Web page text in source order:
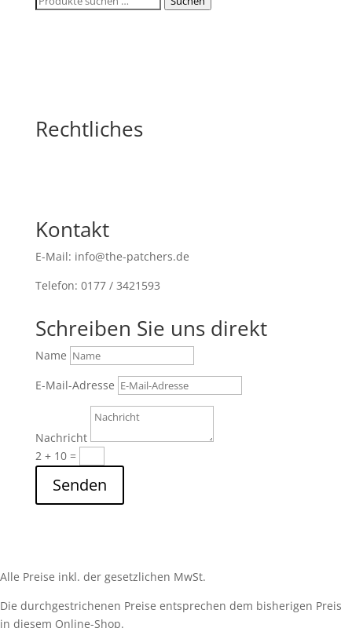
Rechtliches
Kontakt
E-Mail: info@the-patchers.de
Telefon: 0177 / 3421593
Schreiben Sie uns direkt
Name
E-Mail-Adresse
Nachricht
2 + 10=
Senden
Alle Preise inkl. der gesetzlichen MwSt.
Die durchgestrichenen Preise entsprechen dem bisherigen Preis
in diesem Online-Shop.